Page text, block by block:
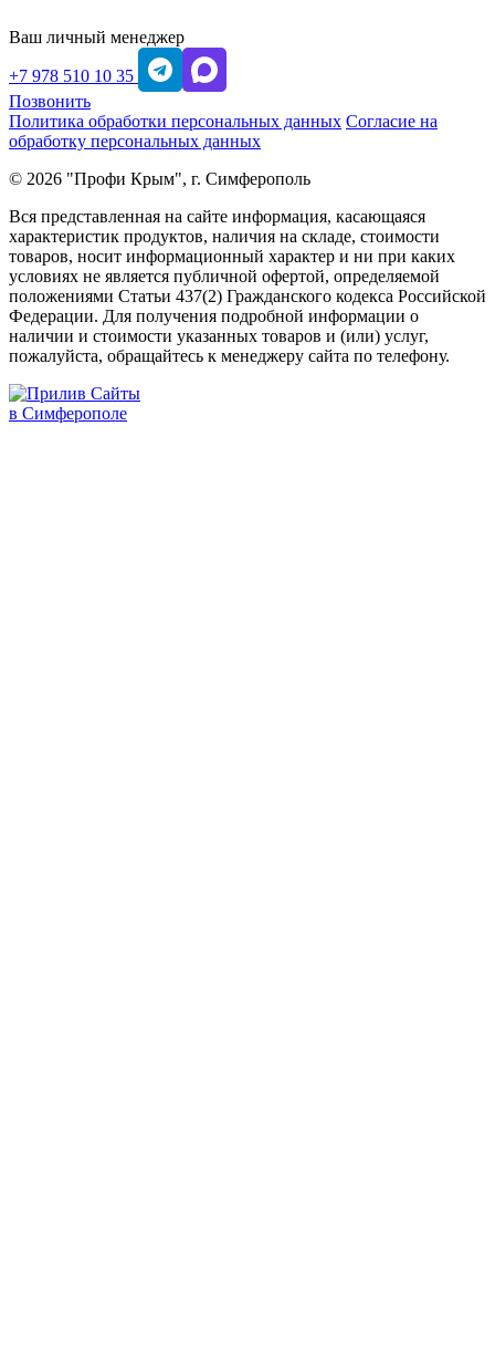
Ваш личный менеджер
+7 978 510 10 35
Позвонить
Политика обработки персональных данных Согласие на
обработку персональных данных
© 2026 "Профи Крым", г. Симферополь
Вся представленная на сайте информация, касающаяся
характеристик продуктов, наличия на складе, стоимости
товаров, носит информационный характер и ни при каких
условиях не является публичной офертой, определяемой
положениями Статьи 437(2) Гражданского кодекса Российской
Федерации. Для получения подробной информации о
наличии и стоимости указанных товаров и (или) услуг,
пожалуйста, обращайтесь к менеджеру сайта по телефону.
Сайты
в Симферополе